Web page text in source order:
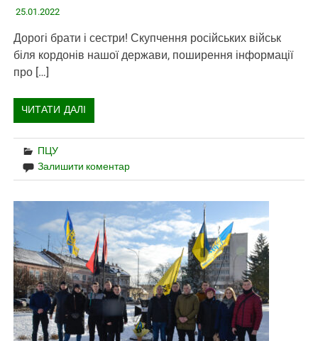
25.01.2022
Дорогі брати і сестри! Скупчення російських військ
біля кордонів нашої держави, поширення інформації
про […]
ЧИТАТИ ДАЛІ
ПЦУ
Залишити коментар